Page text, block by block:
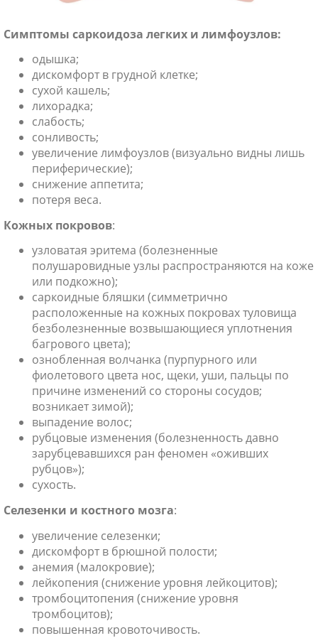
Симптомы саркоидоза легких и лимфоузлов:
одышка;
дискомфорт в грудной клетке;
сухой кашель;
лихорадка;
слабость;
сонливость;
увеличение лимфоузлов (визуально видны лишь
периферические);
снижение аппетита;
потеря веса.
Кожных покровов:
узловатая эритема (болезненные
полушаровидные узлы распространяются на коже
или подкожно);
саркоидные бляшки (симметрично
расположенные на кожных покровах туловища
безболезненные возвышающиеся уплотнения
багрового цвета);
ознобленная волчанка (пурпурного или
фиолетового цвета нос, щеки, уши, пальцы по
причине изменений со стороны сосудов;
возникает зимой);
выпадение волос;
рубцовые изменения (болезненность давно
зарубцевавшихся ран феномен «оживших
рубцов»);
сухость.
Селезенки и костного мозга:
увеличение селезенки;
дискомфорт в брюшной полости;
анемия (малокровие);
лейкопения (снижение уровня лейкоцитов);
тромбоцитопения (снижение уровня
тромбоцитов);
повышенная кровоточивость.